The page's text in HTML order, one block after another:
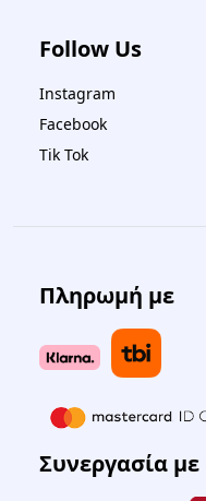
Follow Us
Instagram
Facebook
Tik Tok
Πληρωμή με
Συνεργασία με